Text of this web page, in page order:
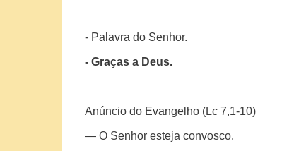
- Palavra do Senhor.
- Graças a Deus.
Anúncio do Evangelho (Lc 7,1-10)
— O Senhor esteja convosco.